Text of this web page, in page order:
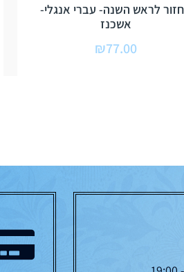
לראש השנה- עברי אנגלי-
אשכנז
₪77.00